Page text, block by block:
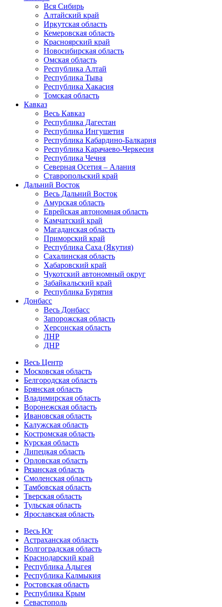
Вся Сибирь
Алтайский край
Иркутская область
Кемеровская область
Красноярский край
Новосибирская область
Омская область
Республика Алтай
Республика Тыва
Республика Хакасия
Томская область
Кавказ
Весь Кавказ
Республика Дагестан
Республика Ингушетия
Республика Кабардино-Балкария
Республика Карачаево-Черкесия
Республика Чечня
Северная Осетия – Алания
Ставропольский край
Дальний Восток
Весь Дальний Восток
Амурская область
Еврейская автономная область
Камчатский край
Магаданская область
Приморский край
Республика Саха (Якутия)
Сахалинская область
Хабаровский край
Чукотский автономный округ
Забайкальский край
Республика Бурятия
Донбасс
Весь Донбасс
Запорожская область
Херсонская область
ЛНР
ДНР
Весь Центр
Московская область
Белгородская область
Брянская область
Владимирская область
Воронежская область
Ивановская область
Калужская область
Костромская область
Курская область
Липецкая область
Орловская область
Рязанская область
Смоленская область
Тамбовская область
Тверская область
Тульская область
Ярославская область
Весь Юг
Астраханская область
Волгоградская область
Краснодарский край
Республика Адыгея
Республика Калмыкия
Ростовская область
Республика Крым
Севастополь